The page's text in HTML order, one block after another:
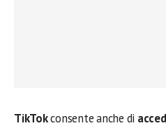
TikTokconsente anche di